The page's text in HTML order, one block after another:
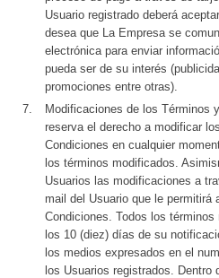
Usuario registrado deberá
desea que La Empresa se
electrónica para enviar
pueda ser de su interés
promociones entre otras).
Modificaciones de los Términos
reserva el derecho a modificar
Condiciones en cualquier
los términos modificados.
Usuarios las modificaciones a
mail del Usuario que le
Condiciones. Todos los
los 10 (diez) días de su
los medios expresados en el
los Usuarios registrados.